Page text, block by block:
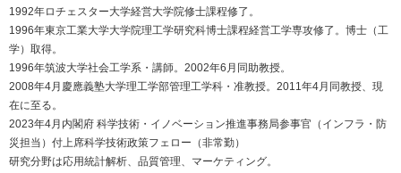
1992年ロチェスター大学経営大学院修士課程修了。
1996年東京工業大学大学院理工学研究科博士課程経営工学専攻修了。博士（工
学）取得。
1996年筑波大学社会工学系・講師。2002年6月同助教授。
2008年4月慶應義塾大学理工学部管理工学科・准教授。2011年4月同教授、現
在に至る。
2023年4月内閣府 科学技術・イノベーション推進事務局参事官（インフラ・防
災担当）付上席科学技術政策フェロー（非常勤）
研究分野は応用統計解析、品質管理、マーケティング。